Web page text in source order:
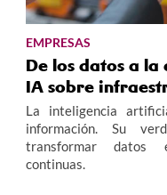
EMPRESAS
De los datos a
IA sobre
La inteligencia
información. Su
transformar datos
continuas.